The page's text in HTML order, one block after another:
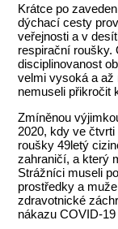
Krátce po
dýchací cesty
veřejnosti a v
respirační roušky.
disciplinovanost
velmi vysoká a až
nemuseli přikročit
Zmíněnou
2020, kdy ve
roušky 49letý
zahraničí, a který
Strážníci museli
prostředky a
zdravotnické
nákazu COVID-